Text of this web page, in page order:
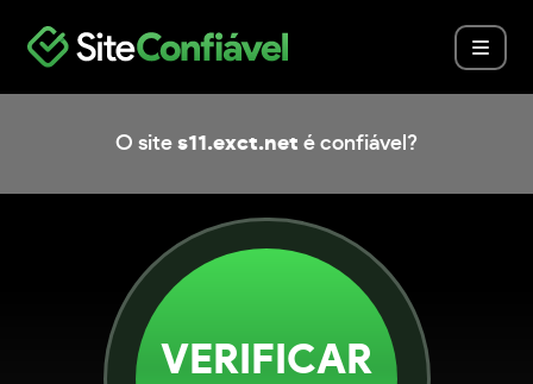
O site s11.exct.net é confiável?
VERIFICAR